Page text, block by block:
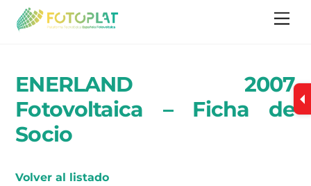
Skip
ENERLAND 2007
Fotovoltaica – Ficha de
Socio
Volver al listado